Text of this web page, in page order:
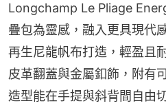
Longchamp Le Pliage
疊包為靈感，融入更具現代
再生尼龍帆布打造，輕盈且
皮革翻蓋與金屬釦飾，附有
造型能在手提與斜背間自由